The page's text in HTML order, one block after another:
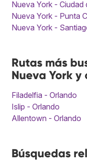
Nueva York - Ciudad
Nueva York - Punta
Nueva York -
Rutas más
Nueva York
Filadelfia - Orlando
Islip - Orlando
Allentown - Orlando
Búsquedas